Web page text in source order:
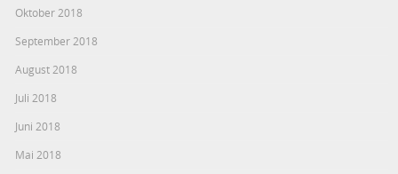
Oktober 2018
September 2018
August 2018
Juli 2018
Juni 2018
Mai 2018